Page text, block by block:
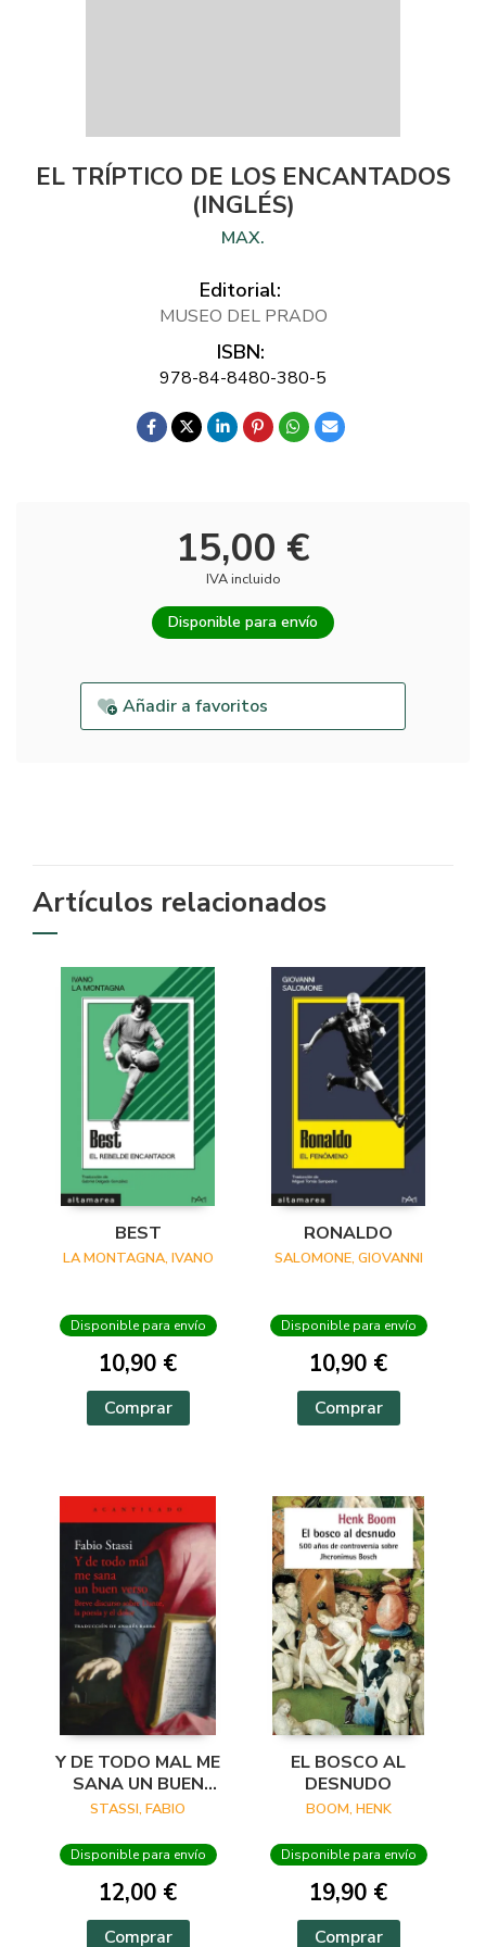
EL TRÍPTICO DE LOS ENCANTADOS
(INGLÉS)
MAX.
Editorial:
MUSEO DEL PRADO
ISBN:
978-84-8480-380-5
15,00 €
IVA incluido
Disponible para envío
Añadir a favoritos
Artículos relacionados
BEST
LA MONTAGNA, IVANO
Disponible para envío
10,90 €
Comprar
RONALDO
SALOMONE, GIOVANNI
Disponible para envío
10,90 €
Comprar
Y DE TODO MAL ME
SANA UN BUEN
VERSO
STASSI, FABIO
Disponible para envío
12,00 €
Comprar
EL BOSCO AL
DESNUDO
BOOM, HENK
Disponible para envío
19,90 €
Comprar